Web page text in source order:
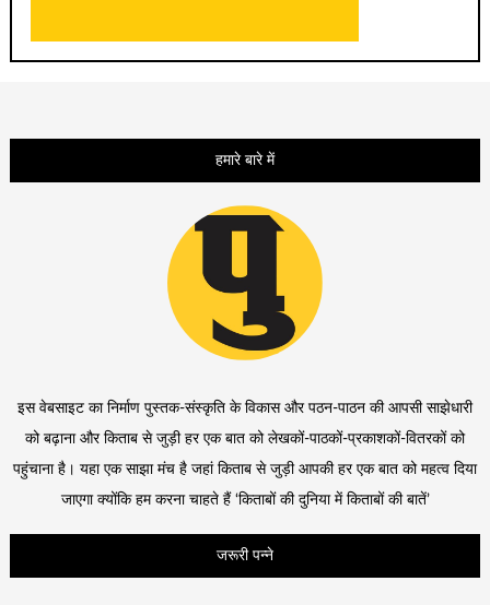
हमारे बारे में
इस वेबसाइट का निर्माण पुस्तक-संस्कृति के विकास और पठन-पाठन की आपसी साझेधारी
को बढ़ाना और किताब से जुड़ी हर एक बात को लेखकों-पाठकों-प्रकाशकों-वितरकों को
पहुंचाना है। यहा एक साझा मंच है जहां किताब से जुड़ी आपकी हर एक बात को महत्व दिया
जाएगा क्योंकि हम करना चाहते हैं ‘किताबों की दुनिया में किताबों की बातें’
जरूरी पन्ने